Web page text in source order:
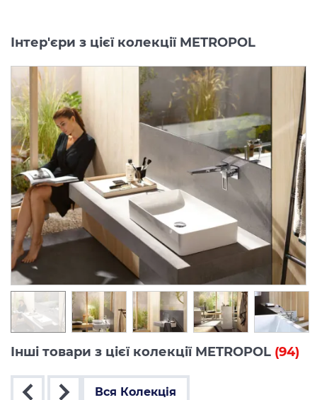
Інтер'єри з цієї колекції METROPOL
Інші товари з цієї колекції METROPOL (94)
Вся Колекція